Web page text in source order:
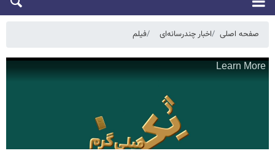
صفحه اصلی اخبار چندرسانه‌ای فیلم